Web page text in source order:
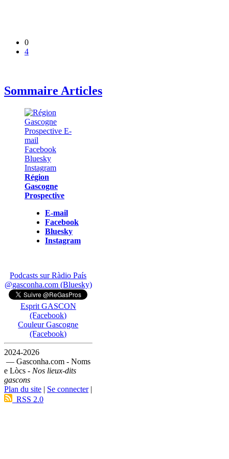
0
4
Sommaire Articles
Région
Gascogne
Prospective
E-mail
Facebook
Bluesky
Instagram
Podcasts sur Ràdio País
@gasconha.com (Bluesky)
Esprit GASCON
(Facebook)
Couleur Gascogne
(Facebook)
2024-2026
— Gasconha.com - Noms
e Lòcs - Nos lieux-dits
gascons
Plan du site | Se connecter|
RSS 2.0